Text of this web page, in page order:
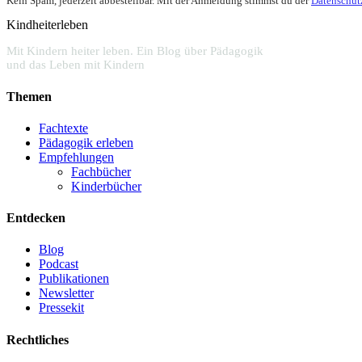
Kindheiterleben
Mit Kindern heiter leben. Ein Blog über Pädagogik
und das Leben mit Kindern
Themen
Fachtexte
Pädagogik erleben
Empfehlungen
Fachbücher
Kinderbücher
Entdecken
Blog
Podcast
Publikationen
Newsletter
Pressekit
Rechtliches